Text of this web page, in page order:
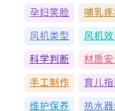
孕妇笑脸 哺乳疼
风机类型 风机
科学判断 材质
手工制作 育儿指
维护保养 热水